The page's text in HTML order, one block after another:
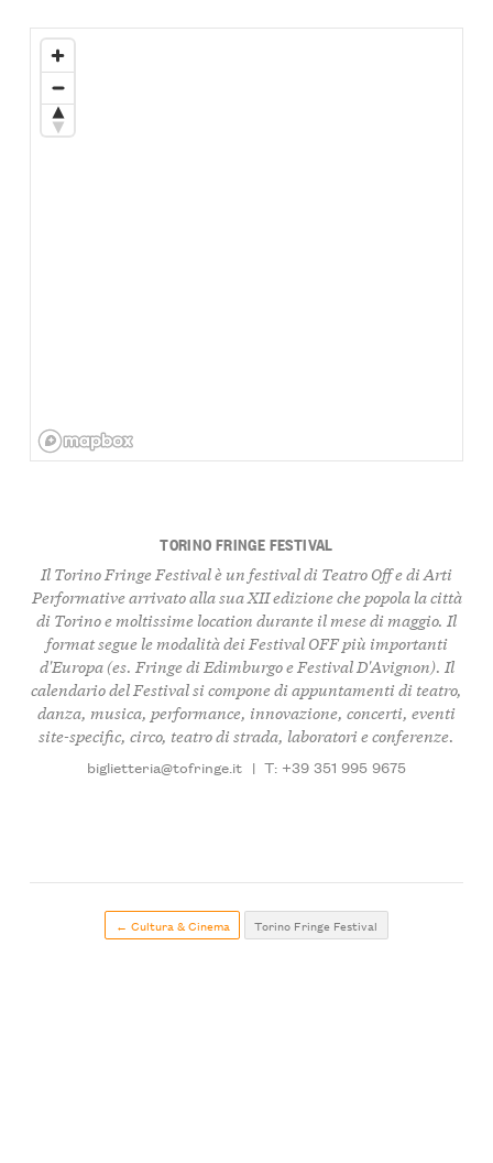
TORINO FRINGE FESTIVAL
Il Torino Fringe Festival è un festival di Teatro Off e di Arti
Performative arrivato alla sua XII edizione che popola la città
di Torino e moltissime location durante il mese di maggio. Il
format segue le modalità dei Festival OFF più importanti
d'Europa (es. Fringe di Edimburgo e Festival D'Avignon). Il
calendario del Festival si compone di appuntamenti di teatro,
danza, musica, performance, innovazione, concerti, eventi
site-specific, circo, teatro di strada, laboratori e conferenze.
biglietteria@tofringe.it | T: +39 351 995 9675
← Cultura & Cinema Torino Fringe Festival